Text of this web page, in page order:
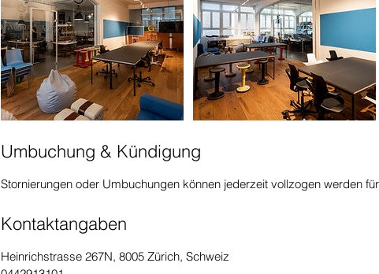
Umbuchung & Kündigung
Stornierungen oder Umbuchungen können jederzeit vollzogen werden
Kontaktangaben
Heinrichstrasse 267N, 8005 Zürich, Schweiz